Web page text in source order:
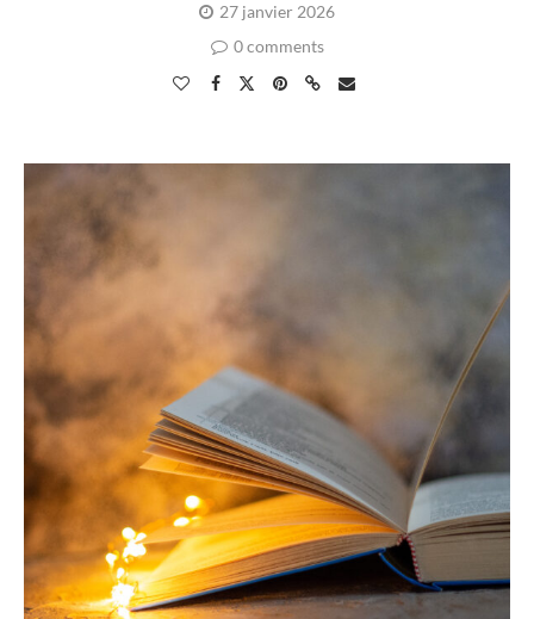
27 janvier 2026
0 comments